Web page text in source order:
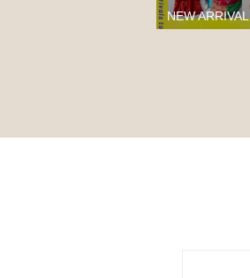
NEW ARRIVAL